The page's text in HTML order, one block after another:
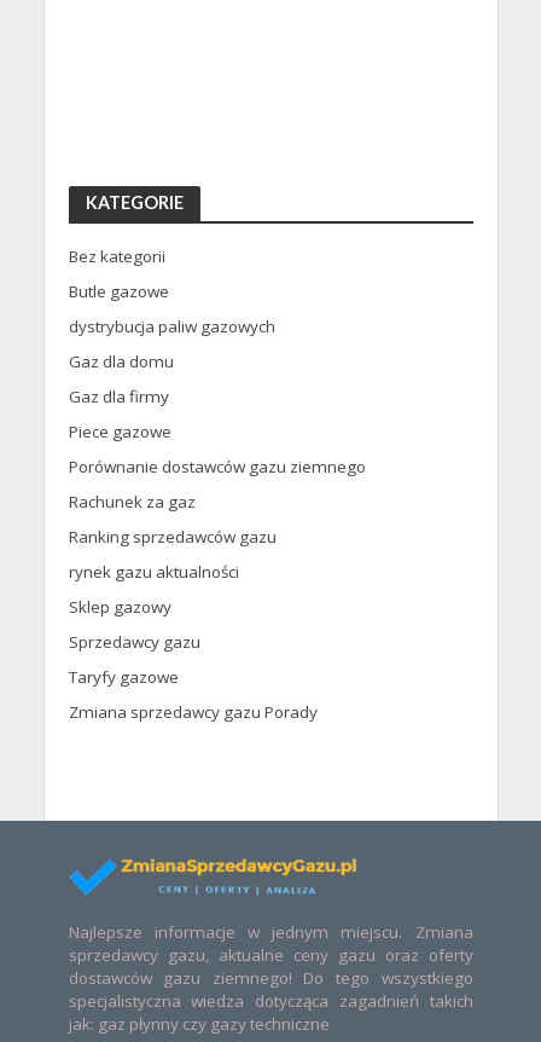
KATEGORIE
Bez kategorii
Butle gazowe
dystrybucja paliw gazowych
Gaz dla domu
Gaz dla firmy
Piece gazowe
Porównanie dostawców gazu ziemnego
Rachunek za gaz
Ranking sprzedawców gazu
rynek gazu aktualności
Sklep gazowy
Sprzedawcy gazu
Taryfy gazowe
Zmiana sprzedawcy gazu Porady
Najlepsze informacje w jednym miejscu. Zmiana
sprzedawcy gazu, aktualne ceny gazu oraz oferty
dostawców gazu ziemnego! Do tego wszystkiego
specjalistyczna wiedza dotycząca zagadnień takich
jak: gaz płynny czy gazy techniczne